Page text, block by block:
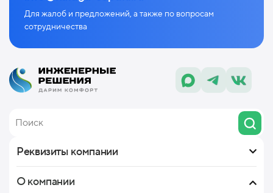
Для жалоб и предложений, а также по вопросам
сотрудничества
Реквизиты компании
О компании